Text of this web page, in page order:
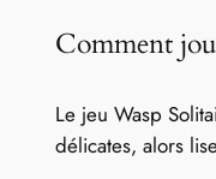
Comment
Le jeu Wasp
délicates, alors